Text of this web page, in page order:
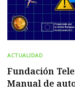
ACTUALIDAD
Fundación
Manual de